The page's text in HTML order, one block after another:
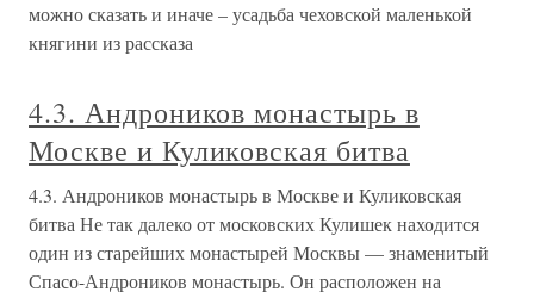
можно сказать и иначе – усадьба чеховской маленькой
княгини из рассказа
4.3. Андроников монастырь в
Москве и Куликовская битва
4.3. Андроников монастырь в Москве и Куликовская
битва Не так далеко от московских Кулишек находится
один из старейших монастырей Москвы — знаменитый
Спасо-Андроников монастырь. Он расположен на